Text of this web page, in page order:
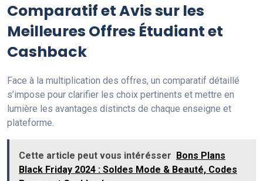
Comparatif et Avis sur les
Meilleures Offres Étudiant et
Cashback
Face à la multiplication des offres, un comparatif détaillé
s’impose pour clarifier les choix pertinents et mettre en
lumière les avantages distincts de chaque enseigne et
plateforme.
Cette article peut vous intérésser
Bons Plans
Black Friday 2024 : Soldes Mode & Beauté, Codes